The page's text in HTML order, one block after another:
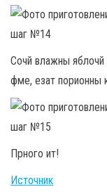
Сочй влажны яблочй
фме, езат порионны
Прного ит!
Источник